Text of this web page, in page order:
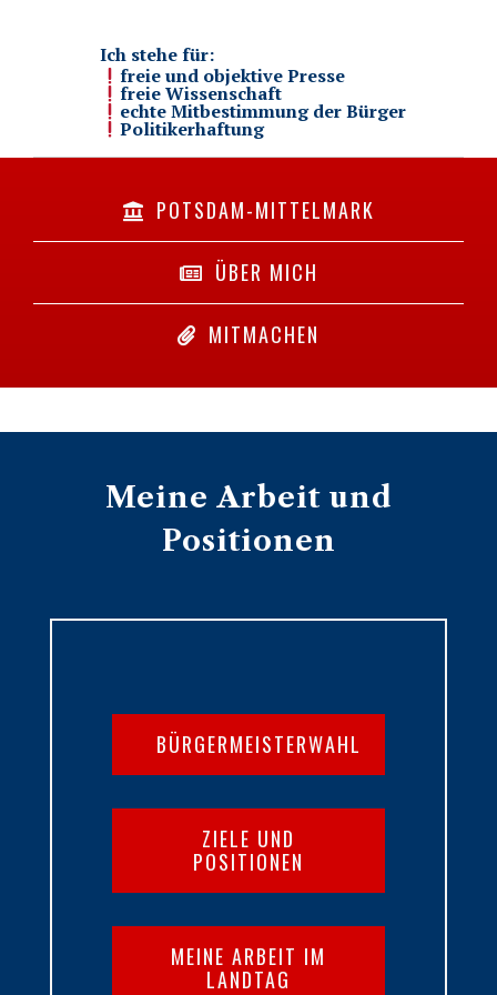
Ich stehe für:
freie und objektive Presse
freie Wissenschaft
echte Mitbestimmung der Bürger
Politikerhaftung
POTSDAM-MITTELMARK
ÜBER MICH
MITMACHEN
Meine Arbeit und
Positionen
BÜRGERMEISTERWAHL
ZIELE UND
POSITIONEN
MEINE ARBEIT IM
LANDTAG